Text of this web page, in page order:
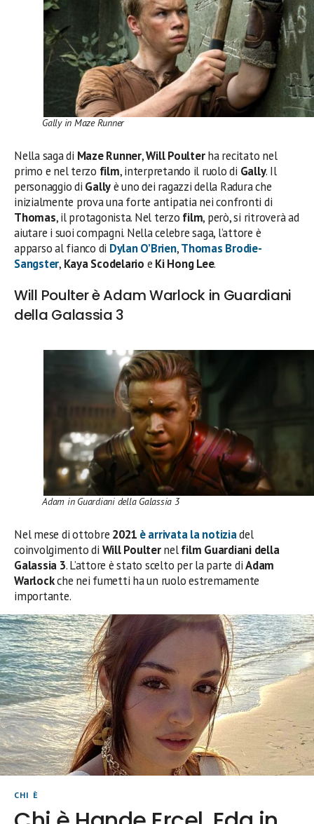
Gally in Maze Runner
Nella saga di Maze Runner,Will Poulterha recitato nel
primo e nel terzo film, interpretando il ruolo di Gally. Il
personaggio di Gallyè uno dei ragazzi della Radura che
inizialmente prova una forte antipatia nei confronti di
Thomas, il protagonista. Nel terzo film, però, si ritroverà ad
aiutare i suoi compagni. Nella celebre saga, l’attore è
apparso al fianco di Dylan O’Brien,Thomas Brodie-
Sangster, Kaya Scodelario e Ki Hong Lee.
Will Poulter è Adam Warlock in Guardiani
della Galassia 3
Adam in Guardiani della Galassia 3
Nel mese di ottobre 2021 è arrivata la notiziadel
coinvolgimento di Will Poulternelfilm Guardiani della
Galassia 3. L’attore è stato scelto per la parte diAdam
Warlockche nei fumetti ha un ruolo estremamente
importante.
CHI È